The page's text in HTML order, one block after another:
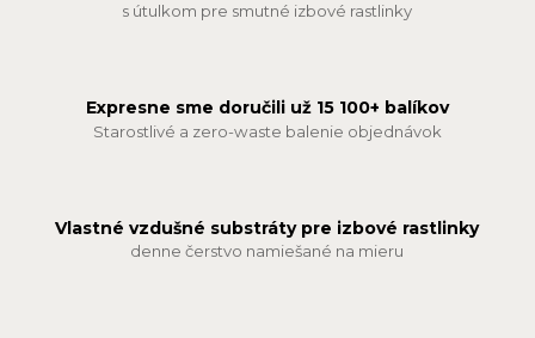
s útulkom pre smutné izbové rastlinky
Expresne sme doručili už 15 100+ balíkov
Starostlivé a zero-waste balenie objednávok
Vlastné vzdušné substráty pre izbové rastlinky
denne čerstvo namiešané na mieru